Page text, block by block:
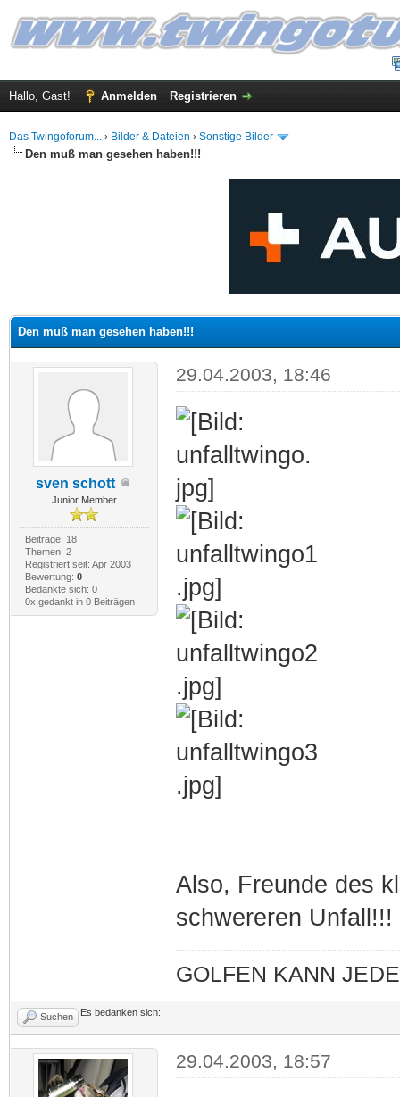
Hallo, Gast! Anmelden Registrieren
Das Twingoforum... › Bilder & Dateien › Sonstige Bilder
Den muß man gesehen haben!!!
Den muß man gesehen haben!!!
sven schott
Junior Member
Beiträge: 18
Themen: 2
Registriert seit: Apr 2003
Bewertung: 0
Bedankte sich: 0
0x gedankt in 0 Beiträgen
29.04.2003, 18:46
Also, Freunde des
schwereren Unfall!!!
GOLFEN KANN
Suchen Es bedanken sich:
29.04.2003, 18:57